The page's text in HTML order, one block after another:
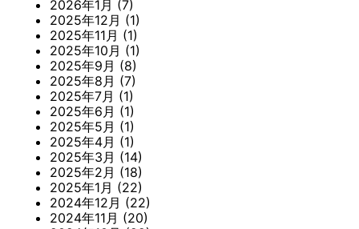
2026年1月 (7)
2025年12月 (1)
2025年11月 (1)
2025年10月 (1)
2025年9月 (8)
2025年8月 (7)
2025年7月 (1)
2025年6月 (1)
2025年5月 (1)
2025年4月 (1)
2025年3月 (14)
2025年2月 (18)
2025年1月 (22)
2024年12月 (22)
2024年11月 (20)